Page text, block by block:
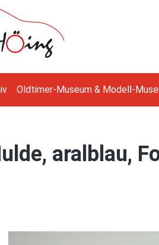
Oldtimer-Museum & Modell-
aralblau,